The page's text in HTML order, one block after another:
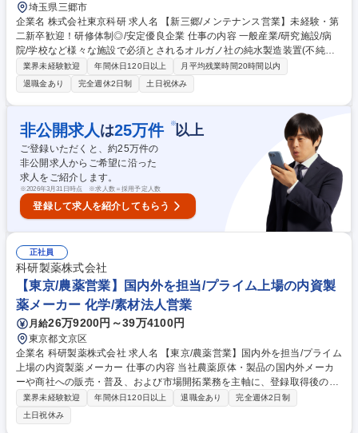
埼玉県三郷市
企業名 株式会社東京科研 求人名 【新三郷/メンテナンス営業】未経験・第
二新卒歓迎！研修体制◎/安定優良企業 仕事の内容 一般産業/研究施設/病
院/学校など様々な施設で必須とされるオルガノ社の純水製造装置(不純物
を取り除く装置)等を販売店向けや直販でのルート営業兼メンテナンス担
当を募集します。定着率の高い安定企業です。 初めは純水製造装置につい
て理解をしていただくためにOJTとして他の社員とともに現場へ行きメン
テナンスを行っていただきます。その後営業職として独り立ちしていただ
きご活躍をしていただければと思います。営業職では「売るだけ」ではな
く、納入後のアフターメンテナンスもお願いしますので担当顧客とは長く
付き合う事ができます。ご担当いただく商材としては「オルガノ社」の作
る純水製造装置となります。 募集職種 【新三郷/メンテナンス営業】未経
験・第二新卒歓迎！研修体制◎/安定優良企業
業界未経験歓迎 年間休日120日以上
月平均残業時間20時間以内
退職金あり
完全週休2日制 土日祝休み
非公開求人 は25万件 ※以上
ご登録いただくと、約25万件の
非公開求人からご希望に沿った
求人をご紹介します。
※2026年3月31日時点 ※求人数＝採用予定人数
登録して求人を紹介してもらう
正社員
科研製薬株式会社
【東京/農薬営業】国内外を担当/プライム上場の内資製
薬メーカー 化学/素材法人営業
月給26万9200円～39万4100円
東京都文京区
企業名 科研製薬株式会社 求人名 【東京/農薬営業】国内外を担当/プライム
上場の内資製薬メーカー 仕事の内容 当社農薬原体・製品の国内外メーカ
ーや商社への販売・普及、および市場開拓業務を主軸に、登録取得後の上
市に向けた製品化協議や、海外パートナーとの英語によるコミュニケーシ
ョン、販売計数管理等を担当します。 (1)国内・海外の農薬メーカーや商
社への販売・普及活動 (2)社内関係部署との農薬製品開発・製品化協議 (3)
業界未経験歓迎 年間休日120日以上 退職金あり
完全週休2日制
土日祝休み